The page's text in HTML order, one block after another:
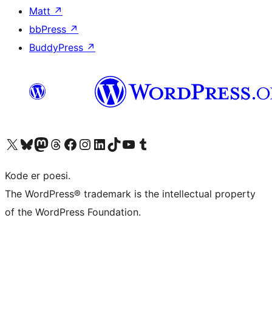
Matt ↗
bbPress ↗
BuddyPress ↗
Besøg vores X (tidligere Twitter) konto
Besøg vores Bluesky-konto
Besøg vores Mastodon konto
Besøg vores Threads-konto
Besøg vores Facebook sideBesøg vores Instagram konto
Besøg vores LinkedIn konto
Besøg vores TikTok-konto
Besøg vores YouTube-kanalBesøg vores Tumblr-konto
Kode er poesi.
The WordPress® trademark is the intellectual property
of the WordPress Foundation.